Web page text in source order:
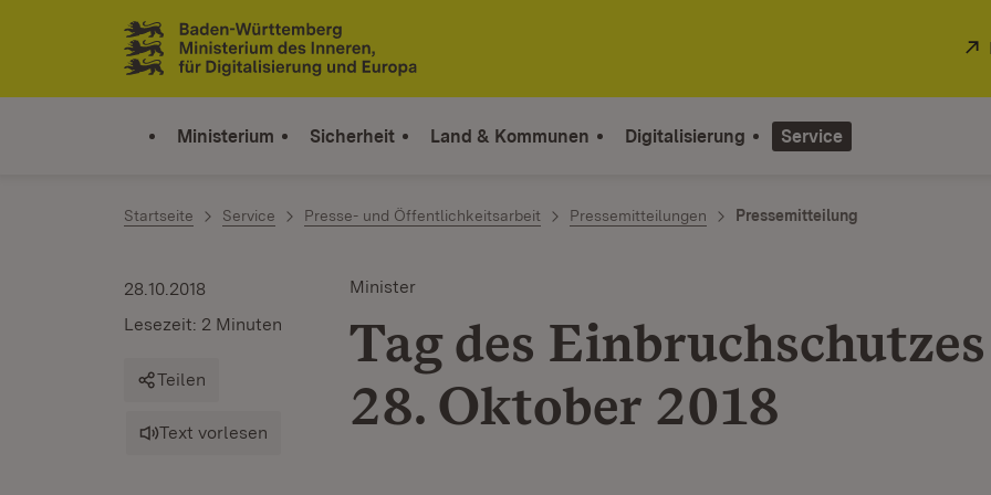
Zum Inhalt springen
Link zur Startseite
Ministerium Sicherheit Land & Kommunen Digitalisierung Service
Startseite Service Presse- und Öffentlichkeitsarbeit Pressemitteilungen Pressemitteilung
Minister
Tag des
28. Oktober 2018
28.10.2018
Lesezeit: 2 Minuten
Teilen
Text vorlesen